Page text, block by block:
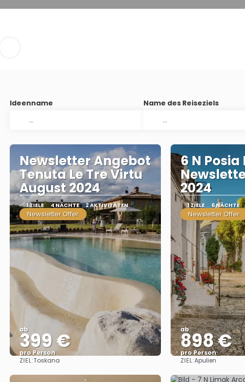
Ideenname Name des Reiseziels
Newsletter Angebot
Tenuta Le Tre Virtu
August 2024
1 ZIELE 4 NÄCHTE 2 AKTIVITÄTEN
Newsletter Offer
ab
399 €
pro Person
ZIEL:Toskana
6 N
2024
1 ZIELE 6 NÄCHTE
Newsletter Offer
ab
898 €
pro Person
ZIEL:Apulien